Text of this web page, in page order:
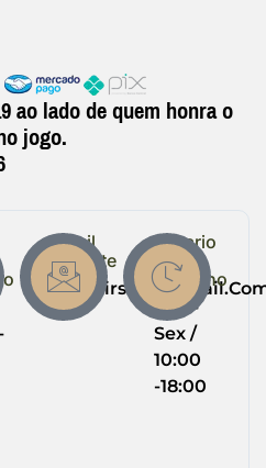
ao lado de quem honra o
jogo.
Email
Suporte
Horario
de
Trabalho
Seg -
Sex /
10:00
-18:00